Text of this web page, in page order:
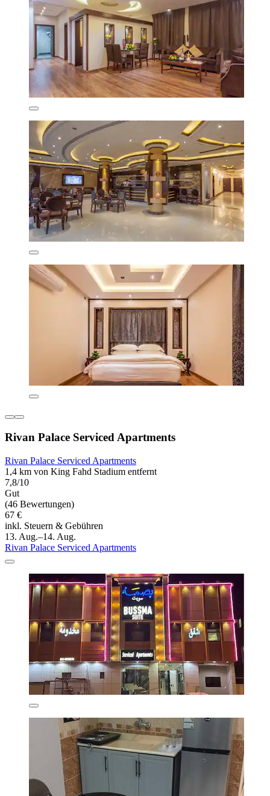
Rivan Palace Serviced Apartments
Rivan Palace Serviced Apartments
1,4 km von King Fahd Stadium entfernt
7,8/10
Gut
(46 Bewertungen)
67 €
inkl. Steuern & Gebühren
13. Aug.–14. Aug.
Rivan Palace Serviced Apartments